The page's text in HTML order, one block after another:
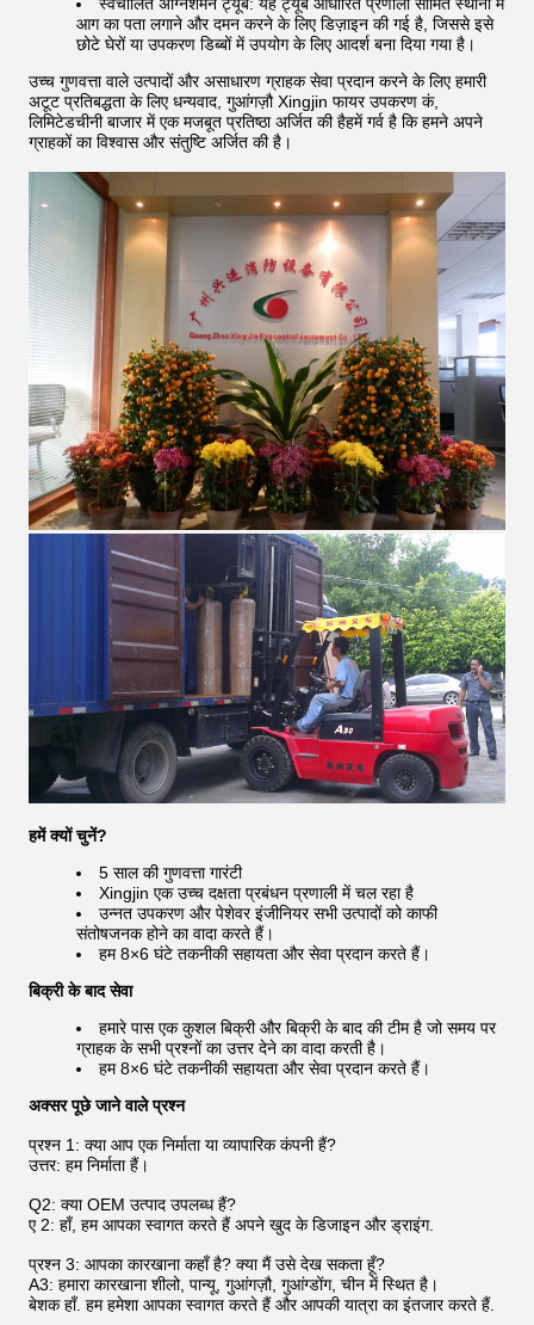
स्वचालित अग्निशमन ट्यूब: यह ट्यूब आधारित प्रणाली सीमित स्थानों में
आग का पता लगाने और दमन करने के लिए डिज़ाइन की गई है, जिससे इसे
छोटे घेरों या उपकरण डिब्बों में उपयोग के लिए आदर्श बना दिया गया है।
उच्च गुणवत्ता वाले उत्पादों और असाधारण ग्राहक सेवा प्रदान करने के लिए हमारी
अटूट प्रतिबद्धता के लिए धन्यवाद, गुआंगज़ौ Xingjin फायर उपकरण कं,
लिमिटेडचीनी बाजार में एक मजबूत प्रतिष्ठा अर्जित की हैहमें गर्व है कि हमने अपने
ग्राहकों का विश्वास और संतुष्टि अर्जित की है।
हमें क्यों चुनें?
5 साल की गुणवत्ता गारंटी
Xingjin एक उच्च दक्षता प्रबंधन प्रणाली में चल रहा है
उन्नत उपकरण और पेशेवर इंजीनियर सभी उत्पादों को काफी
संतोषजनक होने का वादा करते हैं।
हम 8×6 घंटे तकनीकी सहायता और सेवा प्रदान करते हैं।
बिक्री के बाद सेवा
हमारे पास एक कुशल बिक्री और बिक्री के बाद की टीम है जो समय पर
ग्राहक के सभी प्रश्नों का उत्तर देने का वादा करती है।
हम 8×6 घंटे तकनीकी सहायता और सेवा प्रदान करते हैं।
अक्सर पूछे जाने वाले प्रश्न
प्रश्न 1: क्या आप एक निर्माता या व्यापारिक कंपनी हैं?
उत्तर: हम निर्माता हैं।
Q2: क्या OEM उत्पाद उपलब्ध हैं?
ए 2: हाँ, हम आपका स्वागत करते हैं अपने खुद के डिजाइन और ड्राइंग.
प्रश्न 3: आपका कारखाना कहाँ है? क्या मैं उसे देख सकता हूँ?
A3: हमारा कारखाना शीलो, पान्यू, गुआंगज़ौ, गुआंग्डोंग, चीन में स्थित है।
बेशक हाँ. हम हमेशा आपका स्वागत करते हैं और आपकी यात्रा का इंतजार करते हैं.